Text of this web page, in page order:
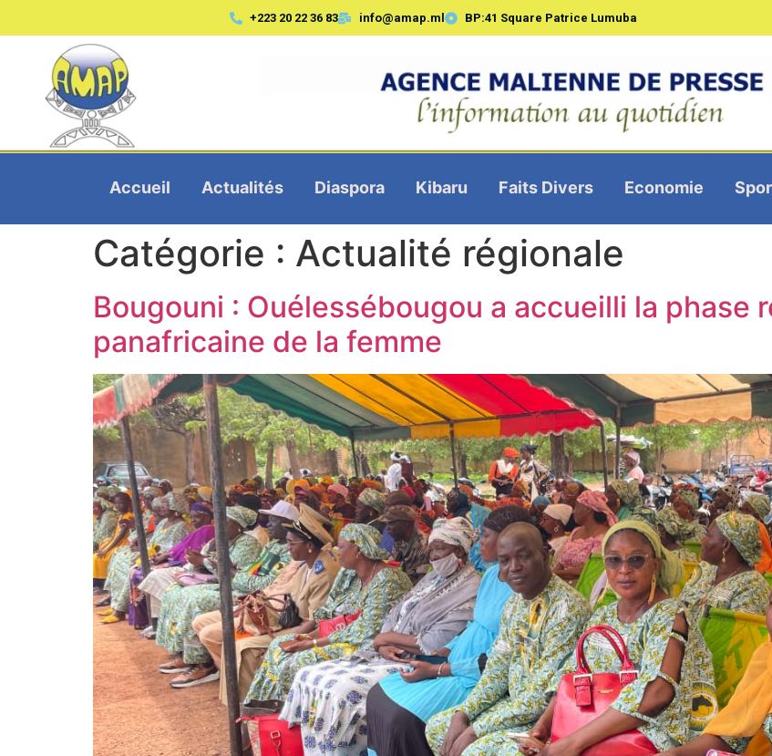
+223 20 22 36 83 info@amap.ml BP:41 Square Patrice Lumuba
Accueil Actualités Diaspora Kibaru Faits Divers Economie
Catégorie : Actualité régionale
Bougouni : Ouélessébougou a accueilli la phase
panafricaine de la femme